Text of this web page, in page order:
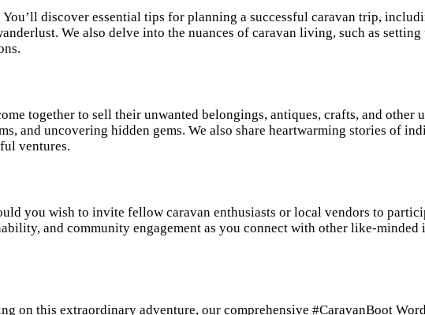
discover essential tips for planning a successful caravan trip,
We also delve into the nuances of caravan living, such as setting
together to sell their unwanted belongings, antiques, crafts, and other
and uncovering hidden gems. We also share heartwarming stories of
ventures.
you wish to invite fellow caravan enthusiasts or local vendors to
and community engagement as you connect with other like-minded
on this extraordinary adventure, our comprehensive #CaravanBoot